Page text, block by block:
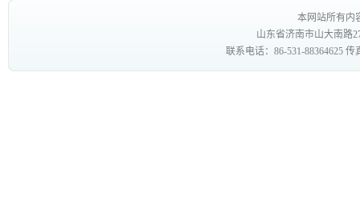
本网站所有内
山东省济南市山大南路
联系电话：86-531-88364625 传